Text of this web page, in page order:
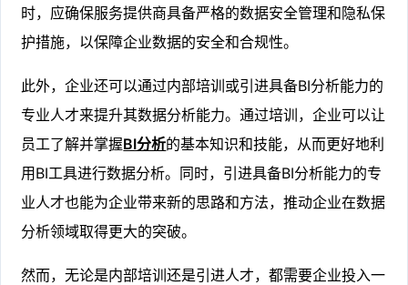
时，应确保服务提供商具备严格的数据安全管理和隐私保
护措施，以保障企业数据的安全和合规性。
此外，企业还可以通过内部培训或引进具备BI分析能力的
专业人才来提升其数据分析能力。通过培训，企业可以让
员工了解并掌握BI分析的基本知识和技能，从而更好地利
用BI工具进行数据分析。同时，引进具备BI分析能力的专
业人才也能为企业带来新的思路和方法，推动企业在数据
分析领域取得更大的突破。
然而，无论是内部培训还是引进人才，都需要企业投入一